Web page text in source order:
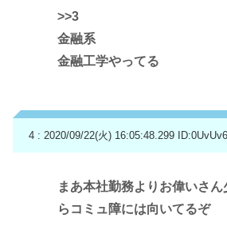
>>3
金融系
金融工学やってる
4 : 2020/09/22(火) 16:05:48.299
まあ本社勤務よりお偉いさ
らコミュ障には向いてるぞ